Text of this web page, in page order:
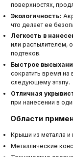
поверхностях,
Экологичность:
что делает ее
Легкость в
или распылителем,
подтеков.
Быстрое
сократить время на
следующему этапу.
Отличная
при нанесении в
Области
Крыши из металла и
Металлические